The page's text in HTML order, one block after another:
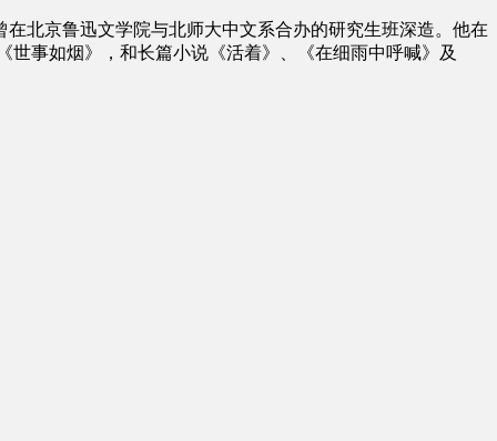
北京鲁迅文学院与北师大中文系合办的研究生班深造。他在
事如烟》，和长篇小说《活着》、《在细雨中呼喊》及